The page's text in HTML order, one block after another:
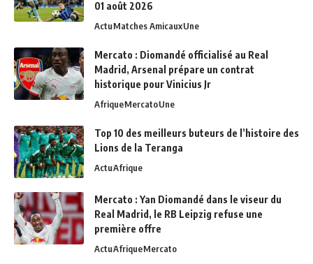
01 août 2026
ActuMatches AmicauxUne
Mercato : Diomandé officialisé au Real
Madrid, Arsenal prépare un contrat
historique pour Vinicius Jr
AfriqueMercatoUne
Top 10 des meilleurs buteurs de l’histoire des
Lions de la Teranga
ActuAfrique
Mercato : Yan Diomandé dans le viseur du
Real Madrid, le RB Leipzig refuse une
première offre
ActuAfriqueMercato